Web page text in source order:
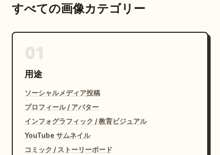
すべての画像カテゴリー
用途
ソーシャルメディア投稿
プロフィール / アバター
インフォグラフィック / 教育ビジュアル
YouTube サムネイル
コミック / ストーリーボード